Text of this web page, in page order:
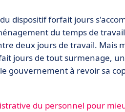
dispositif forfait jours
du temps de
deux jours de travail. Mais
jours de tout surmenage,
gouvernement à revoir sa
du personnel pour